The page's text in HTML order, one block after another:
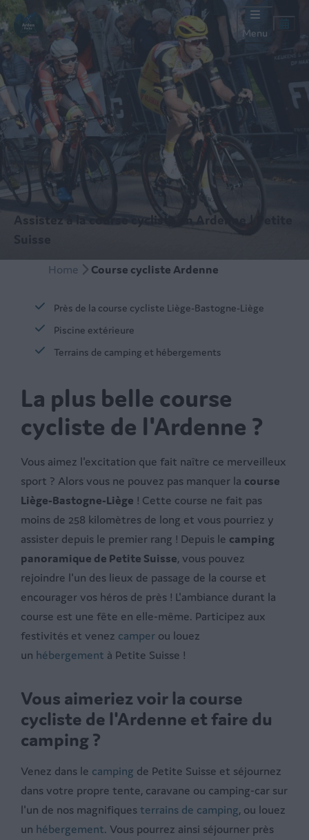
Menu
Assistez à la course cycliste en Ardenne | Petite
Home Course cycliste Ardenne
Près de la course cycliste Liège-Bastogne-Liège
Piscine extérieure
Terrains de camping et hébergements
La plus belle course
cycliste de l'Ardenne ?
Vous aimez l'excitation que fait naître ce merveilleux
sport ? Alors vous ne pouvez pas manquer la course
Liège-Bastogne-Liège ! Cette course ne fait pas
moins de 258 kilomètres de long et vous pourriez y
assister depuis le premier rang ! Depuis le camping
panoramique de Petite Suisse, vous pouvez
rejoindre l'un des lieux de passage de la course et
encourager vos héros de près ! L'ambiance durant la
course est une fête en elle-même. Participez aux
festivités et venez camper ou louez
un hébergement à Petite Suisse !
Vous aimeriez voir la course
cycliste de l'Ardenne et faire du
camping ?
Venez dans le camping de Petite Suisse et séjournez
dans votre propre tente, caravane ou camping-car sur
l'un de nos magnifiquesterrains de camping, ou louez
un hébergement. Vous pourrez ainsi séjourner près